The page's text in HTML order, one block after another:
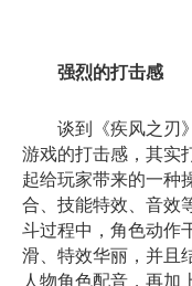
强烈的打击感
谈到《疾风之刃》
游戏的打击感，其实
起给玩家带来的一种
合、技能特效、音效
斗过程中，角色动作
滑、特效华丽，并且
人物角色配音，再加